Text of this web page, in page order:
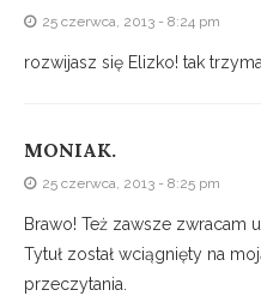
25 czerwca, 2013 - 8:24 pm
rozwijasz się Elizko! tak
MONIAK.
25 czerwca, 2013 - 8:25 pm
Brawo! Też zawsze zwracam
Tytuł został wciągnięty na
przeczytania.